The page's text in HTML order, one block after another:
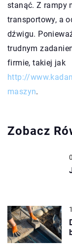
stanąć. Z rampy
transportowy, a
dźwigu.
trudnym
firmie, takiej jak
http://
maszyn.
Zobacz